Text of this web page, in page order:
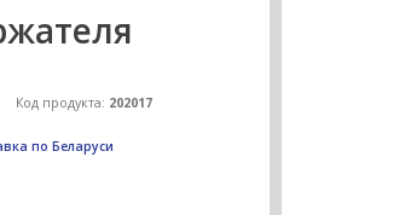
Код продукта: 202017
по Беларуси